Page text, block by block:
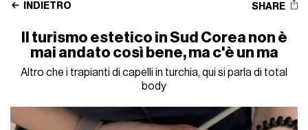
INDIETRO SHARE
Il turismo estetico in Sud Corea non è
mai andato così bene, ma c'è un ma
Altro che i trapianti di capelli in turchia, qui si parla di total
body